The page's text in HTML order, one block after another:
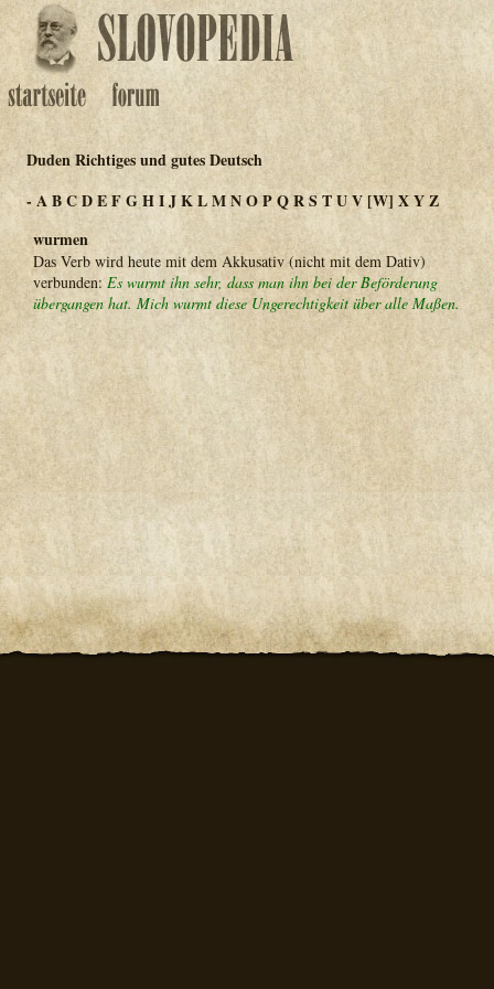
Duden Richtiges und gutes Deutsch
-ABCDEFGHIJKLMNOPQRSTUV[W] XYZ
wurmen
Das Verb wird heute mit dem Akkusativ (nicht mit dem Dativ)
verbunden: Es wurmt ihn sehr, dass man ihn bei der Beförderung
übergangen hat. Mich wurmt diese Ungerechtigkeit über alle Maßen.